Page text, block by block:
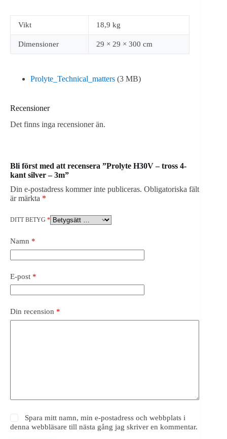
Vikt 18,9 kg
Dimensioner 29 × 29 × 300 cm
Prolyte_Technical_matters (3 MB)
Recensioner
Det finns inga recensioner än.
Bli först med att recensera ”Prolyte H30V – tross 4-
kant silver – 3m”
Din e-postadress kommer inte publiceras. Obligatoriska fält
är märkta *
DITT BETYG *
Namn *
E-post *
Din recension *
Spara mitt namn, min e-postadress och webbplats i
denna webbläsare till nästa gång jag skriver en kommentar.